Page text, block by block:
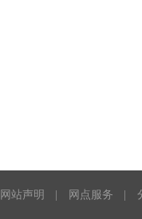
网站声明 网点服务